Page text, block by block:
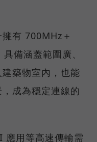
有 700MHz＋
備涵蓋範圍廣、
築物室內，也能
成為穩定連線的
應用等高速傳輸需